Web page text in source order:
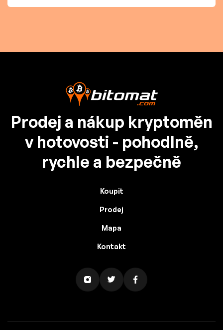
Prodej a nákup kryptoměn
v hotovosti - pohodlně,
rychle a bezpečně
Koupit
Prodej
Mapa
Kontakt